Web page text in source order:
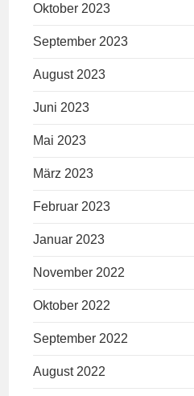
Oktober 2023
September 2023
August 2023
Juni 2023
Mai 2023
März 2023
Februar 2023
Januar 2023
November 2022
Oktober 2022
September 2022
August 2022